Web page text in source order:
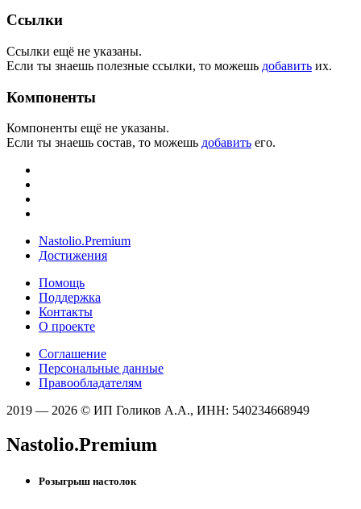
Ссылки
Ссылки ещё не указаны.
Если ты знаешь полезные ссылки, то можешь добавить их.
Компоненты
Компоненты ещё не указаны.
Если ты знаешь состав, то можешь добавить его.
Nastolio.Premium
Достижения
Помощь
Поддержка
Контакты
О проекте
Соглашение
Персональные данные
Правообладателям
2019 — 2026 © ИП Голиков А.А., ИНН: 540234668949
Nastolio.Premium
Розыгрыш настолок